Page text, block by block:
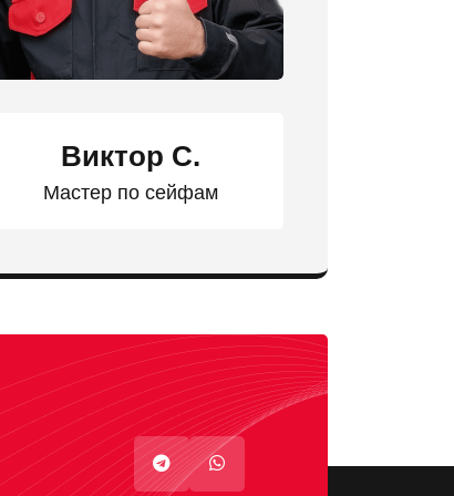
Виктор С.
Мастер по сейфам